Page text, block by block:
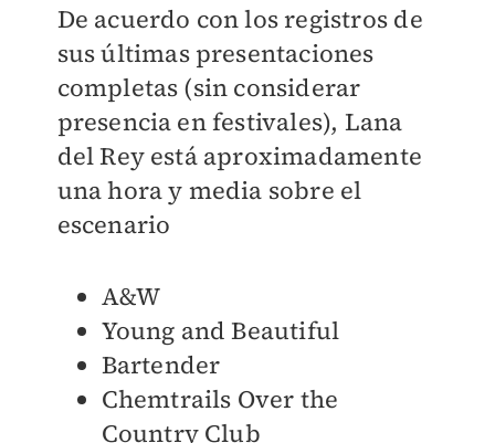
De acuerdo con los registros de
sus últimas presentaciones
completas (sin considerar
presencia en festivales), Lana
del Rey está aproximadamente
una hora y media sobre el
escenario
A&W
Young and Beautiful
Bartender
Chemtrails Over the
Country Club